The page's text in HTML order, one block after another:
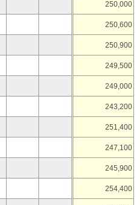
250,000
250,600
250,900
249,500
249,000
243,200
251,400
247,100
245,900
254,400